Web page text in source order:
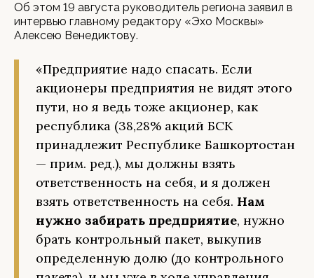
Об этом 19 августа руководитель региона заявил в
интервью главному редактору «Эхо Москвы»
Алексею Венедиктову.
«Предприятие надо спасать. Если
акционеры предприятия не видят этого
пути, но я ведь тоже акционер, как
республика (38,28% акций БСК
принадлежит Республике Башкортостан
— прим. ред.), мы должны взять
ответственность на себя, и я должен
взять ответственность на себя. Нам
нужно забирать предприятие, нужно
брать контрольный пакет, выкупив
определенную долю (до контрольного